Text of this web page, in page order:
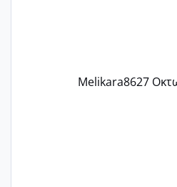
Melikara8627